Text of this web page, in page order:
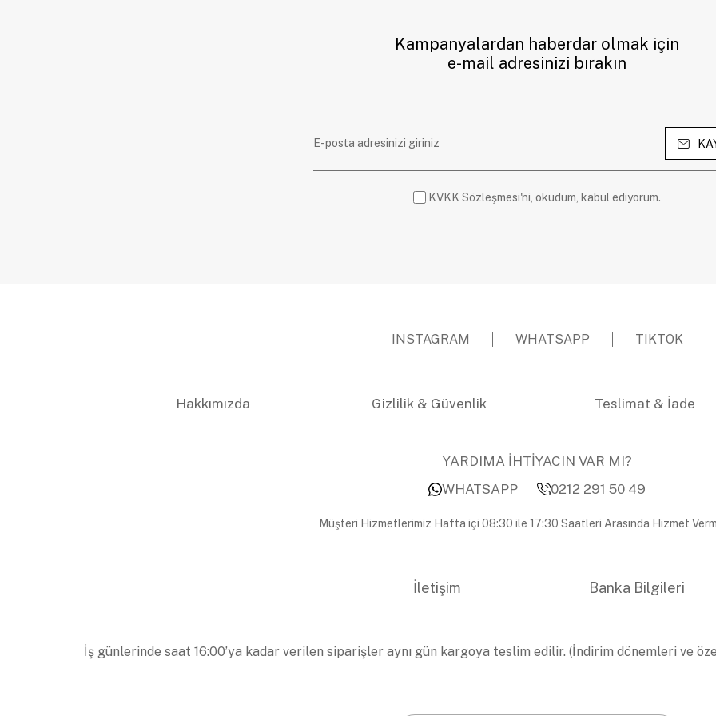
Kampanyalardan haberdar olmak için
e-mail adresinizi bırakın
KVKK Sözleşmesi'ni, okudum, kabul ediyorum.
INSTAGRAM WHATSAPP TIKTOK
Hakkımızda Gizlilik & Güvenlik Teslimat & İade
YARDIMA İHTİYACIN VAR MI?
WHATSAPP
0212 291 50 49
Müşteri Hizmetlerimiz Hafta içi 08:30 ile 17:30 Saatleri Arasında Hizmet
İletişim Banka Bilgileri
İş günlerinde saat 16:00’ya kadar verilen siparişler aynı gün kargoya teslim edilir. (İndirim dönemleri ve